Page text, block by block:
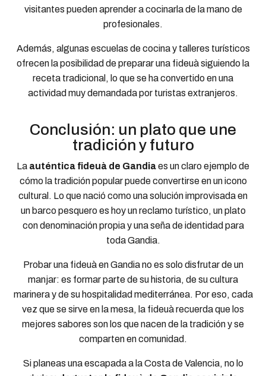
visitantes pueden aprender a cocinarla de la mano de
profesionales.
Además, algunas escuelas de cocina y talleres turísticos
ofrecen la posibilidad de preparar una fideuà siguiendo la
receta tradicional, lo que se ha convertido en una
actividad muy demandada por turistas extranjeros.
Conclusión: un plato que une
tradición y futuro
La auténtica fideuà de Gandiaes un claro ejemplo de
cómo la tradición popular puede convertirse en un icono
cultural. Lo que nació como una solución improvisada en
un barco pesquero es hoy un reclamo turístico, un plato
con denominación propia y una seña de identidad para
toda Gandia.
Probar una fideuà en Gandia no es solo disfrutar de un
manjar: es formar parte de su historia, de su cultura
marinera y de su hospitalidad mediterránea. Por eso, cada
vez que se sirve en la mesa, la fideuà recuerda que los
mejores sabores son los que nacen de la tradición y se
comparten en comunidad.
Si planeas una escapada a la Costa de Valencia, no lo